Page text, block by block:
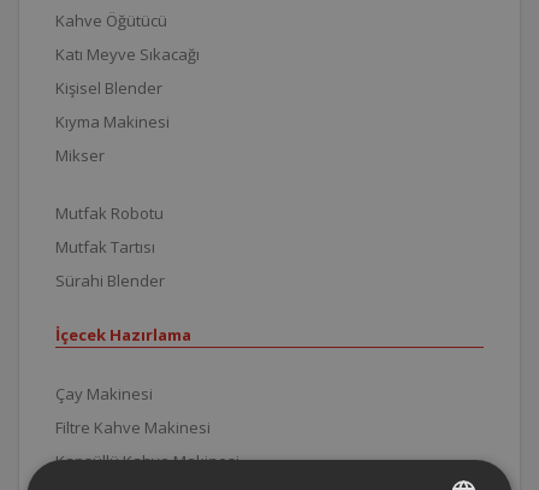
Kahve Öğütücü
Katı Meyve Sıkacağı
Kişisel Blender
Kıyma Makinesi
Mikser
Mutfak Robotu
Mutfak Tartısı
Sürahi Blender
İçecek Hazırlama
Çay Makinesi
Filtre Kahve Makinesi
Kapsüllü Kahve Makinesi